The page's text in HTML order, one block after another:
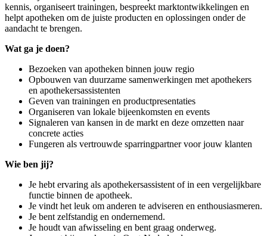
kennis, organiseert trainingen, bespreekt marktontwikkelingen en
helpt apotheken om de juiste producten en oplossingen onder de
aandacht te brengen.
Wat ga je doen?
Bezoeken van apotheken binnen jouw regio
Opbouwen van duurzame samenwerkingen met apothekers
en apothekersassistenten
Geven van trainingen en productpresentaties
Organiseren van lokale bijeenkomsten en events
Signaleren van kansen in de markt en deze omzetten naar
concrete acties
Fungeren als vertrouwde sparringpartner voor jouw klanten
Wie ben jij?
Je hebt ervaring als apothekersassistent of in een vergelijkbare
functie binnen de apotheek.
Je vindt het leuk om anderen te adviseren en enthousiasmeren.
Je bent zelfstandig en ondernemend.
Je houdt van afwisseling en bent graag onderweg.